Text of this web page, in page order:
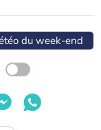
du week-end